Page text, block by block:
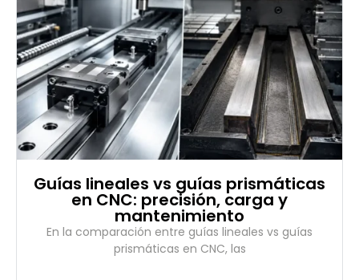
Guías lineales vs guías prismáticas
en CNC: precisión, carga y
mantenimiento
En la comparación entre guías lineales vs guías
prismáticas en CNC, las